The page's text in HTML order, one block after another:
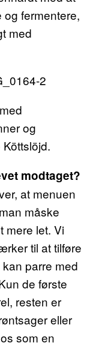
fermentere,
med
og
modtaget?
at menuen
måske
mere let. Vi
til at tilføre
parre med
de første
resten er
eller
som en